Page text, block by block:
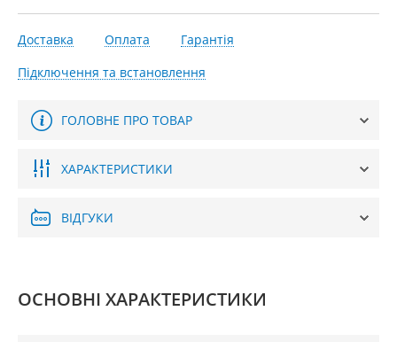
Доставка Оплата
Гарантія
Підключення та встановлення
ГОЛОВНЕ ПРО ТОВАР
ХАРАКТЕРИСТИКИ
ВІДГУКИ
ОСНОВНІ ХАРАКТЕРИСТИКИ